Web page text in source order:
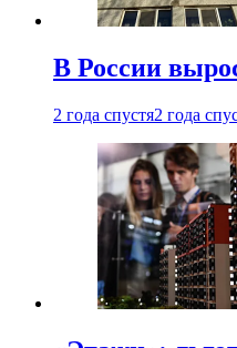
В России
2 года спустя2 года